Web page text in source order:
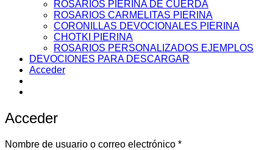
ROSARIOS PIERINA DE CUERDA
ROSARIOS CARMELITAS PIERINA
CORONILLAS DEVOCIONALES PIERINA
CHOTKI PIERINA
ROSARIOS PERSONALIZADOS EJEMPLOS
DEVOCIONES PARA DESCARGAR
Acceder
Acceder
Nombre de usuario o correo electrónico *Obligatorio